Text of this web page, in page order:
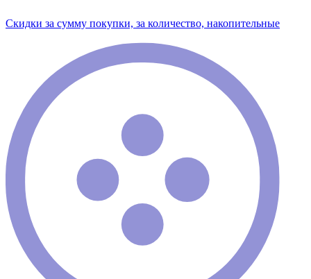
Скидки за сумму покупки, за количество, накопительные